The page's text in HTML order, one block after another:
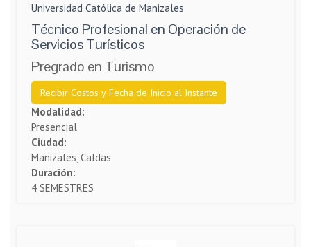
Universidad Católica de Manizales
Técnico Profesional en Operación de
Servicios Turísticos
Pregrado en Turismo
Recibir Costos y Fecha de Inicio al Instante
Modalidad:
Presencial
Ciudad:
Manizales, Caldas
Duración:
4 SEMESTRES